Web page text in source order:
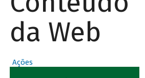
da Web
Ações